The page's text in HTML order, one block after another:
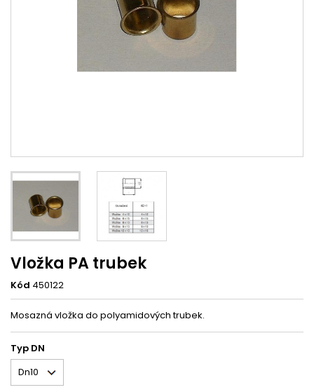
Vložka PA trubek
Kód 450122
Mosazná vložka do polyamidových trubek.
Typ DN